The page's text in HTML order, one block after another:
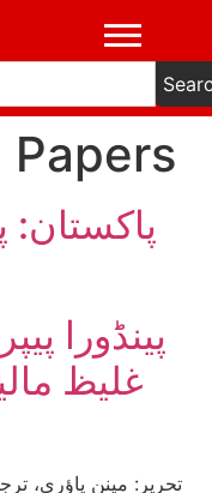
Papers
پاکستان:
پینڈورا
غلیظ